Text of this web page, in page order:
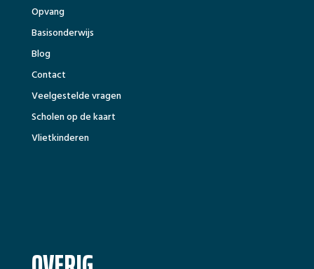
Opvang
Basisonderwijs
Blog
Contact
Veelgestelde vragen
Scholen op de kaart
Vlietkinderen